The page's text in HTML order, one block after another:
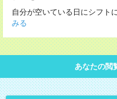
自分が空いている日にシフト
みる
あなたの閲